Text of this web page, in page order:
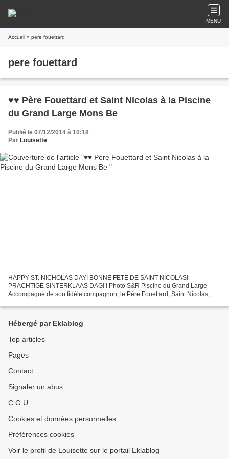
MENU
Accueil » pere fouettard
pere fouettard
♥♥ Père Fouettard et Saint Nicolas à la Piscine
du Grand Large Mons Be
Publié le 07/12/2014 à 10:18
Par Louisette
HAPPY ST. NICHOLAS DAY! BONNE FETE DE SAINT NICOLAS!
PRACHTIGE SINTERKLAAS DAG! ! Photo S&R Piscine du Grand Large
Accompagné de son fidèle compagnon, le Père Fouettard, Saint Nicolas,
Hébergé par Eklablog
Top articles
Pages
Contact
Signaler un abus
C.G.U.
Cookies et données personnelles
Préférences cookies
Voir le profil de Louisette sur le portail Eklablog